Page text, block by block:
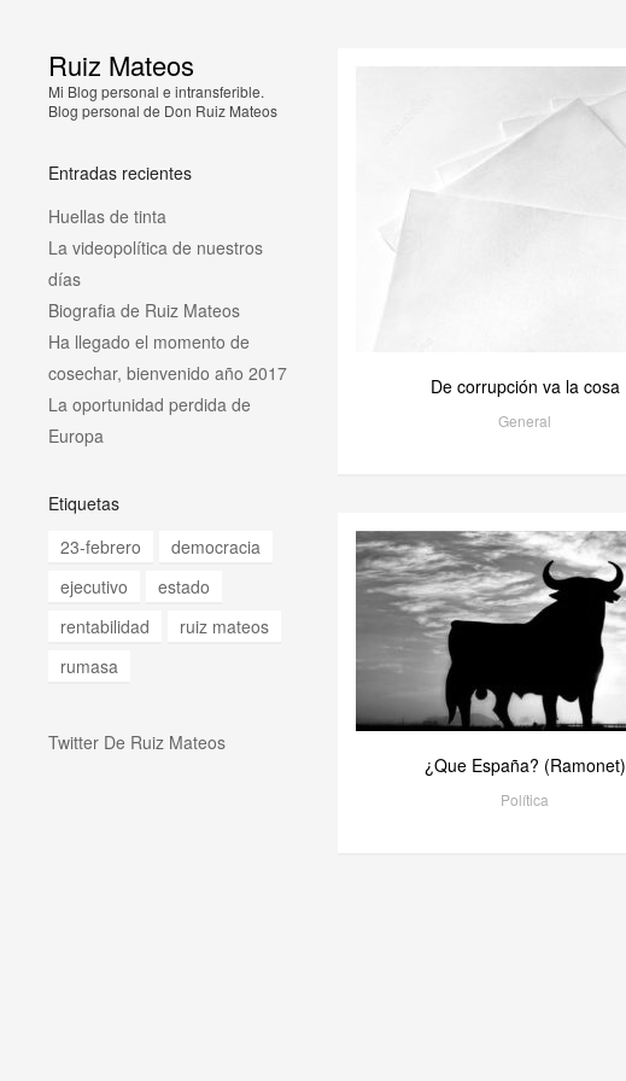
Ruiz Mateos
Mi Blog personal e intransferible.
Blog personal de Don Ruiz Mateos
Entradas recientes
Huellas de tinta
La videopolítica de nuestros
días
Biografia de Ruiz Mateos
Ha llegado el momento de
cosechar, bienvenido año 2017
La oportunidad perdida de
Europa
Etiquetas
23-febrero
democracia
ejecutivo
estado
rentabilidad
ruiz mateos
rumasa
Twitter De Ruiz Mateos
De corrupción va la cosa
General
¿Que España? (Ramonet)
Política